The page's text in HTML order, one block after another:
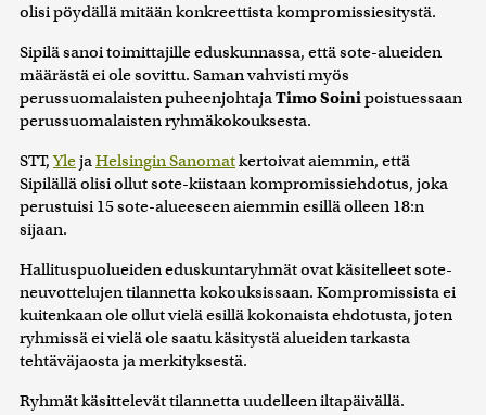
olisi pöydällä mitään konkreettista kompromissiesitystä.
Sipilä sanoi toimittajille eduskunnassa, että sote-alueiden
määrästä ei ole sovittu. Saman vahvisti myös
perussuomalaisten puheenjohtajaTimo Soinipoistuessaan
perussuomalaisten ryhmäkokouksesta.
STT,YlejaHelsingin Sanomatkertoivat aiemmin, että
Sipilällä olisi ollut sote-kiistaan kompromissiehdotus, joka
perustuisi 15 sote-alueeseen aiemmin esillä olleen 18:n
sijaan.
Hallituspuolueiden eduskuntaryhmät ovat käsitelleet sote-
neuvottelujen tilannetta kokouksissaan. Kompromissista ei
kuitenkaan ole ollut vielä esillä kokonaista ehdotusta, joten
ryhmissä ei vielä ole saatu käsitystä alueiden tarkasta
tehtäväjaosta ja merkityksestä.
Ryhmät käsittelevät tilannetta uudelleen iltapäivällä.